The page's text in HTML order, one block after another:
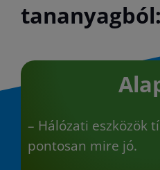
tananyagból:
– Hálózati eszközök
pontosan mire jó.